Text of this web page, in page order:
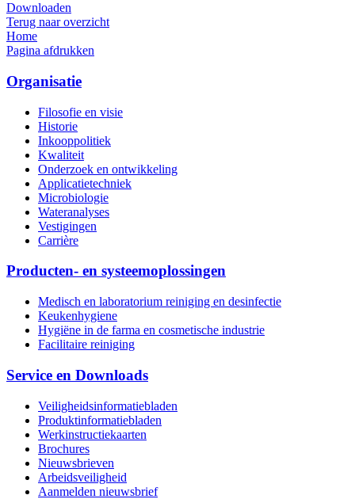
Downloaden
Terug naar overzicht
Home
Pagina afdrukken
Organisatie
Filosofie en visie
Historie
Inkooppolitiek
Kwaliteit
Onderzoek en ontwikkeling
Applicatietechniek
Microbiologie
Wateranalyses
Vestigingen
Carrière
Producten- en systeemoplossingen
Medisch en laboratorium reiniging en desinfectie
Keukenhygiene
Hygiëne in de farma en cosmetische industrie
Facilitaire reiniging
Service en Downloads
Veiligheidsinformatiebladen
Produktinformatiebladen
Werkinstructiekaarten
Brochures
Nieuwsbrieven
Arbeidsveiligheid
Aanmelden nieuwsbrief